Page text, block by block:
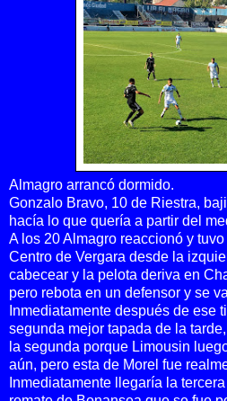
Almagro arrancó dormido.
Gonzalo Bravo, 10 de Riestra,
hacía lo que quería a partir del
A los 20 Almagro reaccionó y
Centro de Vergara desde la
cabecear y la pelota deriva en
pero rebota en un defensor y se
Inmediatamente después de ese
segunda mejor tapada de la
la segunda porque Limousin
aún, pero esta de Morel fue
Inmediatamente llegaría la